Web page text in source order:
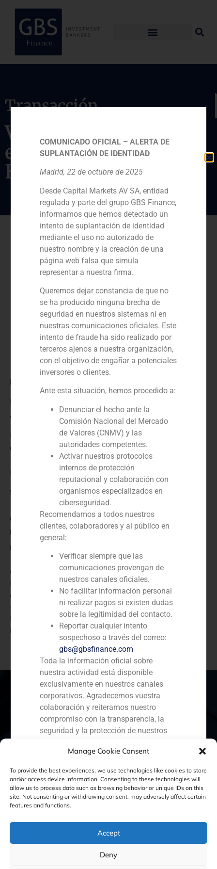
Manage Cookie Consent
To provide the best experiences, we use technologies like cookies to store
and/or access device information. Consenting to these technologies will
allow us to process data such as browsing behavior or unique IDs on this
site. Not consenting or withdrawing consent, may adversely affect certain
features and functions.
Accept
Deny
Transacción
Venta de un edificio
en Lisboa a
Blackstone
Rol:
Año:
Cliente:
Servicio / Sector
Corporate Finance,Inmobiliario (residencial, comercial,
parques logísticos, industria)
Descripción
GBS Finance actuó como asesor financiero de
Blackstone, la multinacional estadounidense de
capital riesgo, gestión alternativa de activos y
servicios financieros, en la adquisición de un edificio en
Lisboa a la sociedad alemana de inversión
inmobiliaria Deka Inmobilien.
España Portugal Colombia
Política de Cookies Política de Privacidad
Aviso Legal
GBS Finance ©2023
COMUNICADO OFICIAL – ALERTA DE
SUPLANTACIÓN DE IDENTIDAD
Madrid, 22 de octubre de 2025
Desde Capital Markets AV SA, entidad
regulada y parte del grupo GBS Finance,
informamos que hemos detectado un
intento de suplantación de identidad
mediante el uso no autorizado de
nuestro nombre y la creación de una
página web falsa que simula
representar a nuestra firma.
Queremos dejar constancia de que no
se ha producido ninguna brecha de
seguridad en nuestros sistemas ni en
nuestras comunicaciones oficiales. Este
intento de fraude ha sido realizado por
terceros ajenos a nuestra organización,
con el objetivo de engañar a potenciales
inversores o clientes.
Ante esta situación, hemos procedido a:
Denunciar el hecho ante la
Comisión Nacional del Mercado
de Valores (CNMV) y las
autoridades competentes.
Activar nuestros protocolos
internos de protección
reputacional y colaboración con
organismos especializados en
ciberseguridad.
Recomendamos a todos nuestros
clientes, colaboradores y al público en
general:
Verificar siempre que las
comunicaciones provengan de
nuestros canales oficiales.
No facilitar información personal
ni realizar pagos si existen dudas
sobre la legitimidad del contacto.
Reportar cualquier intento
sospechoso a través del correo:
gbs@gbsfinance.com
Toda la información oficial sobre
nuestra actividad está disponible
exclusivamente en nuestros canales
corporativos. Agradecemos vuestra
colaboración y reiteramos nuestro
compromiso con la transparencia, la
seguridad y la protección de nuestros
GBS Finance